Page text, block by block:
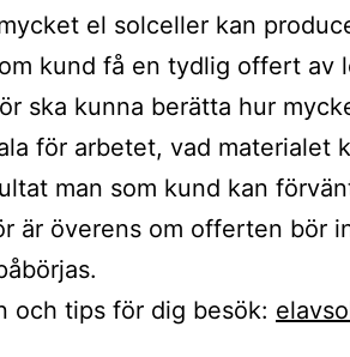
el solceller kan
kund få en tydlig offert av
ska kunna berätta hur
för arbetet, vad materialet
man som kund kan
är överens om offerten bör
och tips för dig besök: